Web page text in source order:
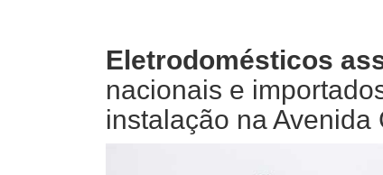
Eletrodomésticos
nacionais e
instalação na